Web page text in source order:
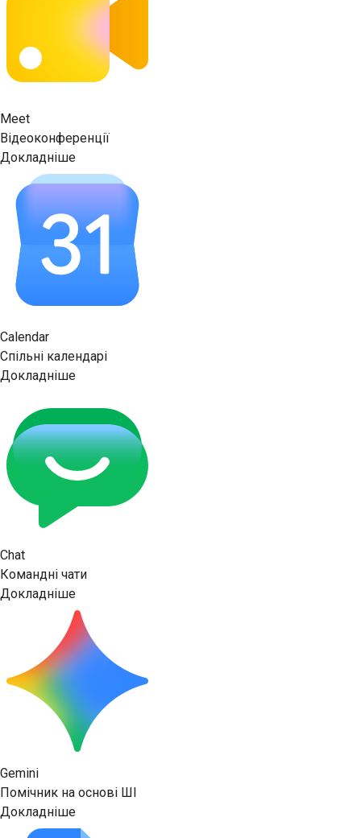
Meet
Відеоконференції
Докладніше
Calendar
Спільні календарі
Докладніше
Chat
Командні чати
Докладніше
Gemini
Помічник на основі ШІ
Докладніше